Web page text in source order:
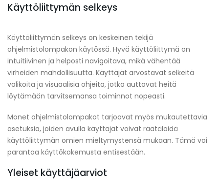
Käyttöliittymän selkeys
Käyttöliittymän selkeys on keskeinen tekijä
ohjelmistolompakon käytössä. Hyvä käyttöliittymä on
intuitiivinen ja helposti navigoitava, mikä vähentää
virheiden mahdollisuutta. Käyttäjät arvostavat selkeitä
valikoita ja visuaalisia ohjeita, jotka auttavat heitä
löytämään tarvitsemansa toiminnot nopeasti.
Monet ohjelmistolompakot tarjoavat myös mukautettavia
asetuksia, joiden avulla käyttäjät voivat räätälöidä
käyttöliittymän omien mieltymystensä mukaan. Tämä voi
parantaa käyttökokemusta entisestään.
Yleiset käyttäjäarviot